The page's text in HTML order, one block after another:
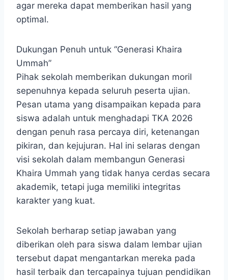
agar mereka dapat memberikan hasil yang
optimal.
Dukungan Penuh untuk “Generasi Khaira
Ummah”
Pihak sekolah memberikan dukungan moril
sepenuhnya kepada seluruh peserta ujian.
Pesan utama yang disampaikan kepada para
siswa adalah untuk menghadapi TKA 2026
dengan penuh rasa percaya diri, ketenangan
pikiran, dan kejujuran. Hal ini selaras dengan
visi sekolah dalam membangun Generasi
Khaira Ummah yang tidak hanya cerdas secara
akademik, tetapi juga memiliki integritas
karakter yang kuat.
Sekolah berharap setiap jawaban yang
diberikan oleh para siswa dalam lembar ujian
tersebut dapat mengantarkan mereka pada
hasil terbaik dan tercapainya tujuan pendidikan